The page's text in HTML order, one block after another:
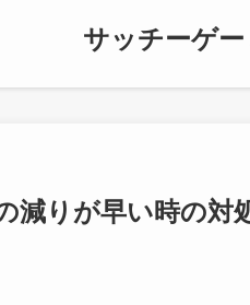
サッチーゲ
りが早い時の対